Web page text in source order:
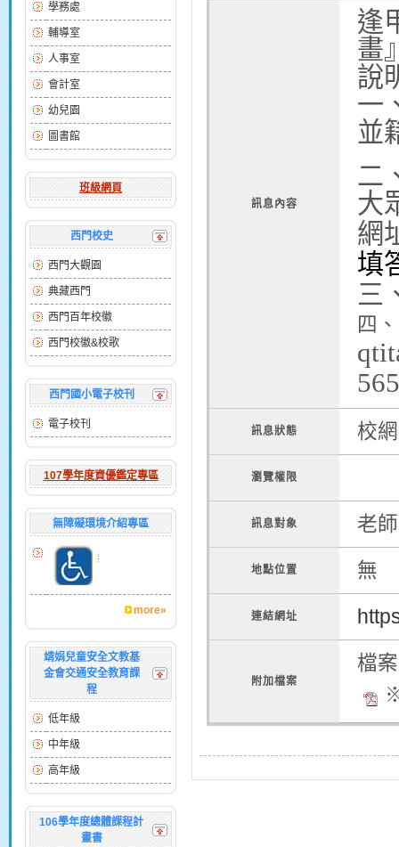
學務處
輔導室
人事室
會計室
幼兒園
圖書館
班級網頁
西門校史
西門大觀園
典藏西門
西門百年校徽
西門校徽&校歌
西門國小電子校刊
電子校刊
107學年度資優鑑定專區
無障礙環境介紹專區
more»
靖娟兒童安全文教基
金會交通安全教育課
程
低年級
中年級
高年級
106學年度總體課程計
畫書
訊息內容
逢
畫
說
一
並
二
大
網
填
三
四
訊息狀態 校網
瀏覽權限
訊息對象 老
地點位置 無
連結網址
附加檔案
檔